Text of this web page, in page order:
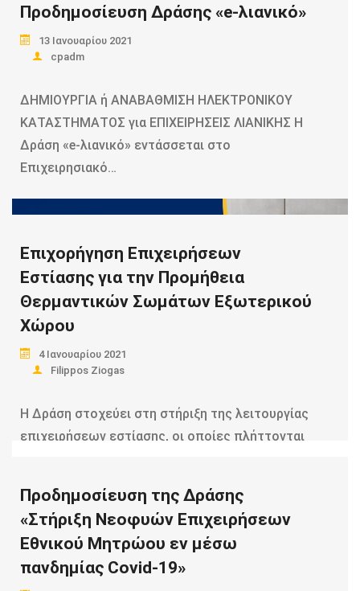
Προδημοσίευση Δράσης «e-λιανικό»
13 Ιανουαρίου 2021
cpadm
ΔΗΜΙΟΥΡΓΙΑ ή ΑΝΑΒΑΘΜΙΣΗ ΗΛΕΚΤΡΟΝΙΚΟΥ
ΚΑΤΑΣΤΗΜΑΤΟΣ για ΕΠΙΧΕΙΡΗΣΕΙΣ ΛΙΑΝΙΚΗΣ Η
Δράση «e-λιανικό» εντάσσεται στο
Επιχειρησιακό…
Επιχορήγηση Επιχειρήσεων
Εστίασης για την Προμήθεια
Θερμαντικών Σωμάτων Εξωτερικού
Χώρου
4 Ιανουαρίου 2021
Filippos Ziogas
Η Δράση στοχεύει στη στήριξη της λειτουργίας
επιχειρήσεων εστίασης, οι οποίες πλήττονται
Read more
Προδημοσίευση της Δράσης
«Στήριξη Νεοφυών Επιχειρήσεων
Εθνικού Μητρώου εν μέσω
πανδημίας Covid-19»